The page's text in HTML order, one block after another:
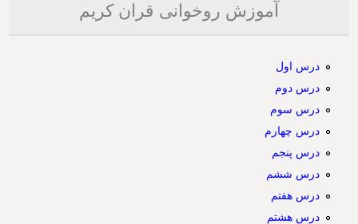
آموزش روخوانی قران کریم
درس اول
درس دوم
درس سوم
درس چهارم
درس پنجم
درس ششم
درس هفتم
درس هشتم